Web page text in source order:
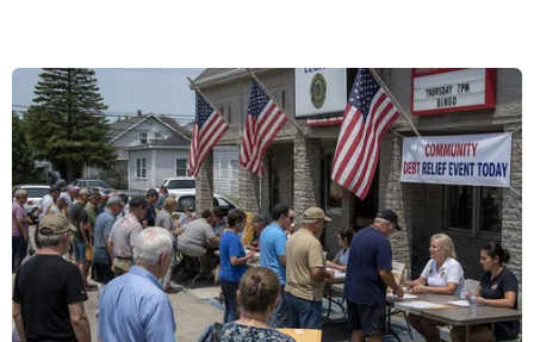
trong Cài đặt (Settings).
Nó cung cấp thông tin hữu ích, đặc biệt là vì hầu
hết các ứng dụng thu hút người dùng bằng cách
cung cấp bản dùng thử miễn phí và trong nhiều
trường hợp, người dùng có thể không biết rằng
thẻ tín dụng của họ vẫn bị trừ tiền cho thuê bao
ứng dụng sau khi bản dùng thử kết thúc.